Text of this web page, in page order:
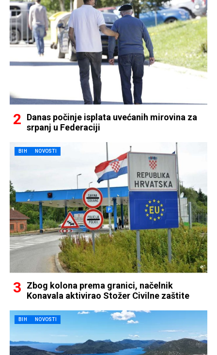
Danas počinje isplata uvećanih mirovina za
srpanj u Federaciji
BIH NOVOSTI
Zbog kolona prema granici, načelnik
Konavala aktivirao Stožer Civilne zaštite
BIH NOVOSTI